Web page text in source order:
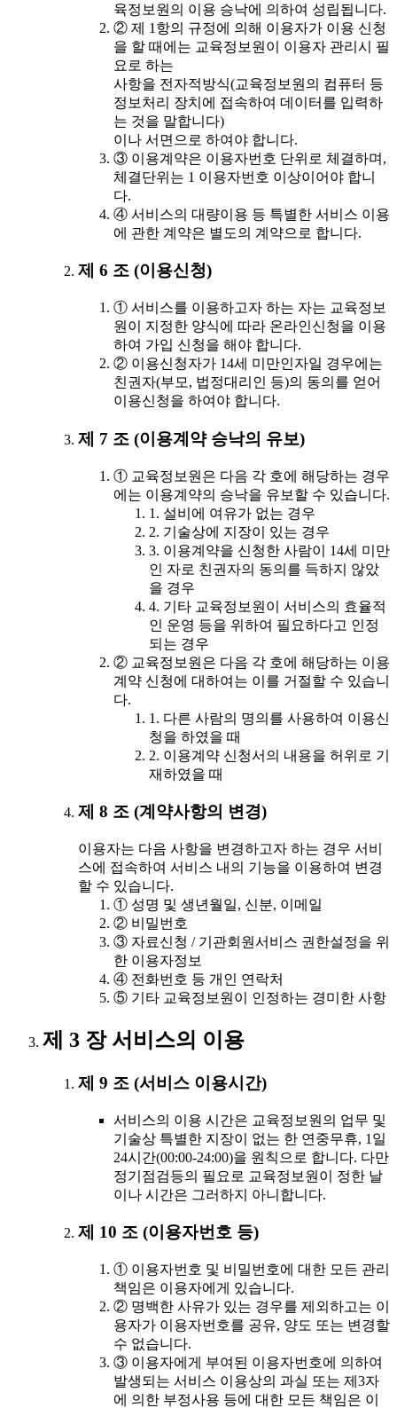
육정보원의 이용 승낙에 의하여 성립됩니다.
② 제 1항의 규정에 의해 이용자가 이용 신청
을 할 때에는 교육정보원이 이용자 관리시 필
요로 하는
사항을 전자적방식(교육정보원의 컴퓨터 등
정보처리 장치에 접속하여 데이터를 입력하
는 것을 말합니다)
이나 서면으로 하여야 합니다.
③ 이용계약은 이용자번호 단위로 체결하며,
체결단위는 1 이용자번호 이상이어야 합니
다.
④ 서비스의 대량이용 등 특별한 서비스 이용
에 관한 계약은 별도의 계약으로 합니다.
제 6 조 (이용신청)
① 서비스를 이용하고자 하는 자는 교육정보
원이 지정한 양식에 따라 온라인신청을 이용
하여 가입 신청을 해야 합니다.
② 이용신청자가 14세 미만인자일 경우에는
친권자(부모, 법정대리인 등)의 동의를 얻어
이용신청을 하여야 합니다.
제 7 조 (이용계약 승낙의 유보)
① 교육정보원은 다음 각 호에 해당하는 경우
에는 이용계약의 승낙을 유보할 수 있습니다.
1. 설비에 여유가 없는 경우
2. 기술상에 지장이 있는 경우
3. 이용계약을 신청한 사람이 14세 미만
인 자로 친권자의 동의를 득하지 않았
을 경우
4. 기타 교육정보원이 서비스의 효율적
인 운영 등을 위하여 필요하다고 인정
되는 경우
② 교육정보원은 다음 각 호에 해당하는 이용
계약 신청에 대하여는 이를 거절할 수 있습니
다.
1. 다른 사람의 명의를 사용하여 이용신
청을 하였을 때
2. 이용계약 신청서의 내용을 허위로 기
재하였을 때
제 8 조 (계약사항의 변경)
이용자는 다음 사항을 변경하고자 하는 경우 서비
스에 접속하여 서비스 내의 기능을 이용하여 변경
할 수 있습니다.
① 성명 및 생년월일, 신분, 이메일
② 비밀번호
③ 자료신청 / 기관회원서비스 권한설정을 위
한 이용자정보
④ 전화번호 등 개인 연락처
⑤ 기타 교육정보원이 인정하는 경미한 사항
제 3 장 서비스의 이용
제 9 조 (서비스 이용시간)
서비스의 이용 시간은 교육정보원의 업무 및
기술상 특별한 지장이 없는 한 연중무휴, 1일
24시간(00:00-24:00)을 원칙으로 합니다. 다만
정기점검등의 필요로 교육정보원이 정한 날
이나 시간은 그러하지 아니합니다.
제 10 조 (이용자번호 등)
① 이용자번호 및 비밀번호에 대한 모든 관리
책임은 이용자에게 있습니다.
② 명백한 사유가 있는 경우를 제외하고는 이
용자가 이용자번호를 공유, 양도 또는 변경할
수 없습니다.
③ 이용자에게 부여된 이용자번호에 의하여
발생되는 서비스 이용상의 과실 또는 제3자
에 의한 부정사용 등에 대한 모든 책임은 이